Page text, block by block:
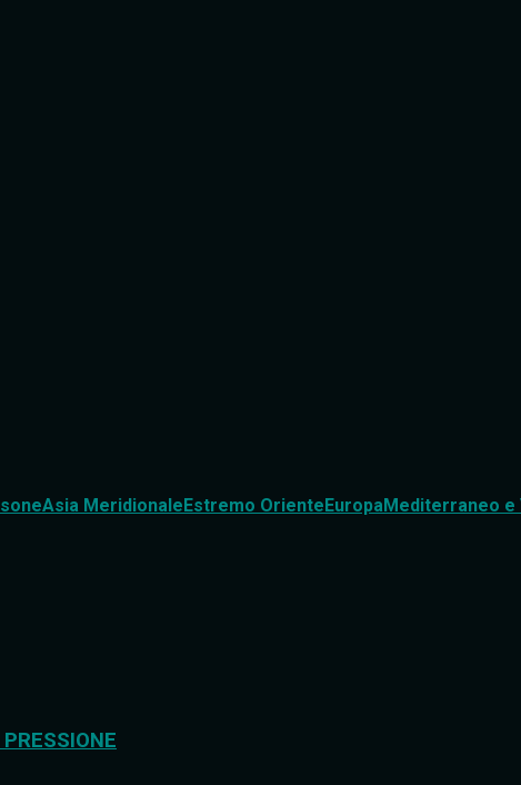
Asia MeridionaleEstremo OrienteEuropaMediterraneo e